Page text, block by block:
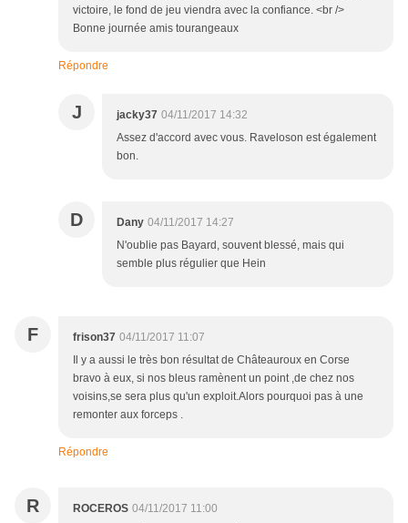
victoire, le fond de jeu viendra avec la confiance. <br />
Bonne journée amis tourangeaux
Répondre
J jacky37 04/11/2017 14:32
Assez d'accord avec vous. Raveloson est également
bon.
D Dany 04/11/2017 14:27
N'oublie pas Bayard, souvent blessé, mais qui
semble plus régulier que Hein
F frison37 04/11/2017 11:07
Il y a aussi le très bon résultat de Châteauroux en Corse
bravo à eux, si nos bleus ramènent un point ,de chez nos
voisins,se sera plus qu'un exploit.Alors pourquoi pas à une
remonter aux forceps .
Répondre
R ROCEROS 04/11/2017 11:00